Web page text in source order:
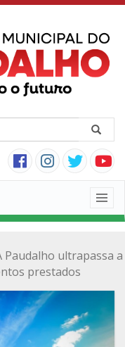
Paudalho ultrapassa a
prestados